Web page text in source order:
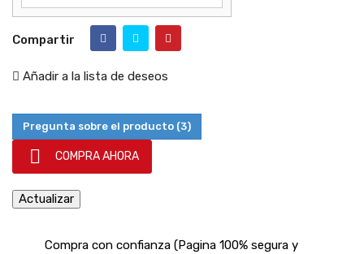
Compartir
Añadir a la lista de deseos
Pregunta sobre el producto (3)
 COMPRA AHORA
Compra con confianza (Pagina 100% segura y